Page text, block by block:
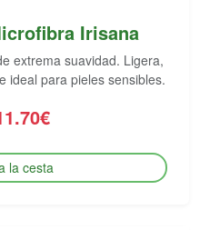
Irisana
extrema suavidad. Ligera,
ideal para pieles sensibles.
la cesta